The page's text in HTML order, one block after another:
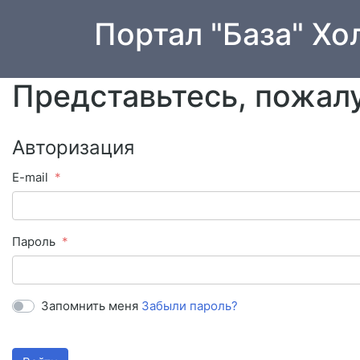
Портал "База"
Представьтесь,
Авторизация
E-mail
Пароль
Запомнить меня Забыли пароль?